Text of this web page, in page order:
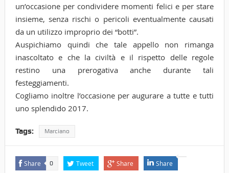
un’occasione per condividere momenti felici e per stare
insieme, senza rischi o pericoli eventualmente causati
da un utilizzo improprio dei “botti”.
Auspichiamo quindi che tale appello non rimanga
inascoltato e che la civiltà e il rispetto delle regole
restino una prerogativa anche durante tali
festeggiamenti.
Cogliamo inoltre l’occasione per augurare a tutte e tutti
uno splendido 2017.
Tags: Marciano
Share 0 Tweet Share Share